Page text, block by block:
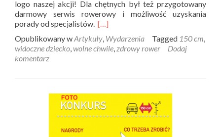
logo naszej akcji! Dla chętnych był też przygotowany
darmowy serwis rowerowy i możliwość uzyskania
porady od specjalistów. […]
Opublikowany wArtykuły, Wydarzenia Tagged 150 cm,
widoczne dziecko,wolne chwile,zdrowy rower
Dodaj
komentarz